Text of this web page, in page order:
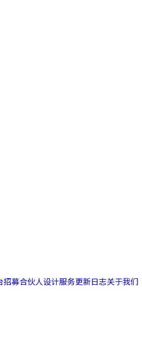
招募合伙人设计服务更新日志关于我们